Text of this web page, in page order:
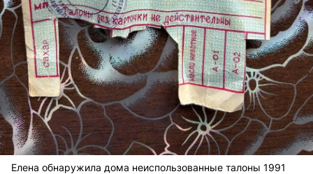
Елена обнаружила дома неиспользованные талоны 1991